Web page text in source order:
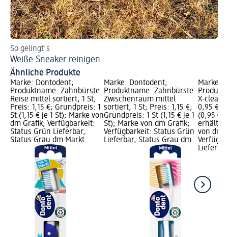
So gelingt's
Weiße Sneaker reinigen
Ähnliche Produkte
Marke: Dontodent;
Produktname: Zahnbürste
Reise mittel sortiert, 1 St;
Preis: 1,15 €; Grundpreis: 1
St (1,15 € je 1 St); Marke von
dm Grafik; Verfügbarkeit:
Status Grün Lieferbar,
Status Grau dm Markt
Marke: Dontodent;
Produktname: Zahnbürste
Zwischenraum mittel
sortiert, 1 St; Preis: 1,15 €;
Grundpreis: 1 St (1,15 € je 1
St); Marke von dm Grafik;
Verfügbarkeit: Status Grün
Lieferbar, Status Grau dm
Marke:
X-clean
0,95 €;
(0,95 €
von dm